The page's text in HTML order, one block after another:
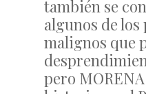
también se
algunos de los
malignos que
pero